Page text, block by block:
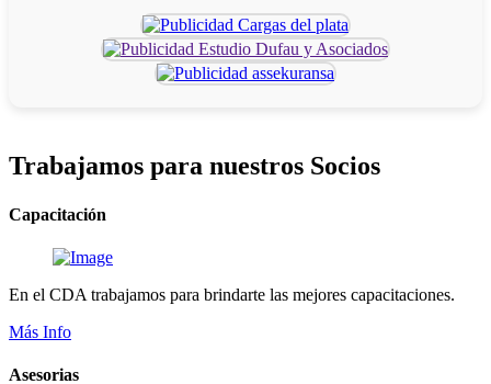
Trabajamos para nuestros Socios
Capacitación
En el CDA trabajamos para brindarte las mejores capacitaciones.
Más Info
Asesorias